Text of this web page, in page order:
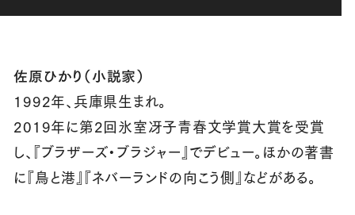
佐原ひかり（小説家）
1992年、兵庫県生まれ。
2019年に第2回氷室冴子青春文学賞大賞を受賞
し、『ブラザーズ・ブラジャー』でデビュー。ほかの著書
に『鳥と港』『ネバーランドの向こう側』などがある。